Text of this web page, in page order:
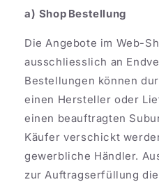
a) Shop Bestellung
Die Angebote im Web-
ausschliesslich an
Bestellungen können
einen Hersteller oder
einen beauftragten
Käufer verschickt
gewerbliche Händler.
zur Auftragserfüllung